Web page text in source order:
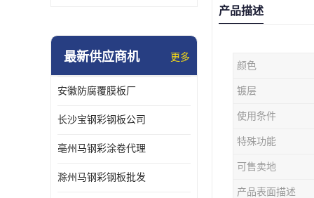
最新供应商机 更多
安徽防腐覆膜板厂
长沙宝钢彩钢板公司
亳州马钢彩涂卷代理
滁州马钢彩钢板批发
产品描述
颜色
镀层
使用条件
特殊功能
可售卖地
产品表面描述